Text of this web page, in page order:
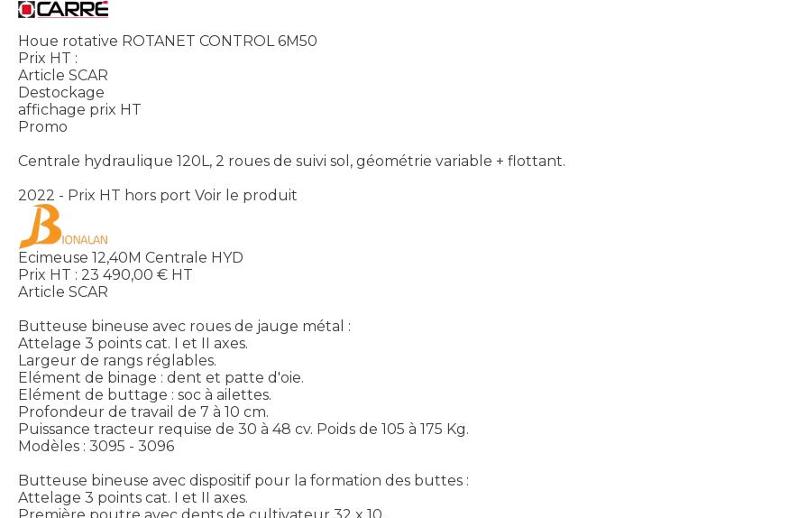
Houe rotative ROTANET CONTROL 6M50
Prix HT :
Article SCAR
Destockage
affichage prix HT
Promo
Centrale hydraulique 120L, 2 roues de suivi sol, géométrie variable + flottant.
2022 - Prix HT hors port Voir le produit
Ecimeuse 12,40M Centrale HYD
Prix HT : 23 490,00 € HT
Article SCAR
Butteuse bineuse avec roues de jauge métal :
Attelage 3 points cat. I et II axes.
Largeur de rangs réglables.
Elément de binage : dent et patte d'oie.
Elément de buttage : soc à ailettes.
Profondeur de travail de 7 à 10 cm.
Puissance tracteur requise de 30 à 48 cv. Poids de 105 à 175 Kg.
Modèles : 3095 - 3096
Butteuse bineuse avec dispositif pour la formation des buttes :
Attelage 3 points cat. I et II axes.